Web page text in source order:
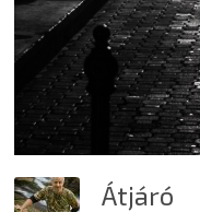
Átjáró